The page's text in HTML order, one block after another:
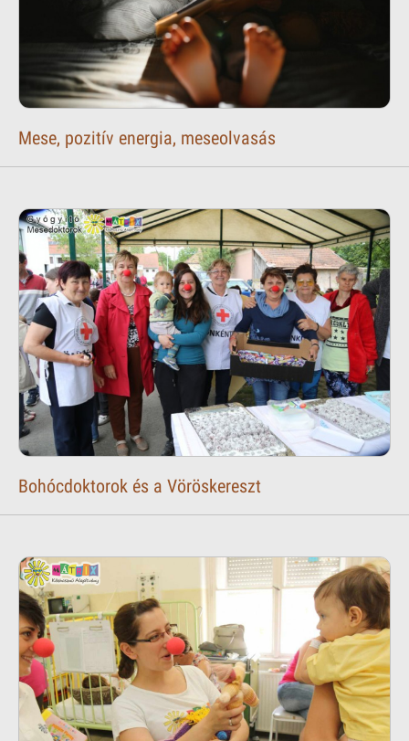
Mese, pozitív energia, meseolvasás
Bohócdoktorok és a Vöröskereszt